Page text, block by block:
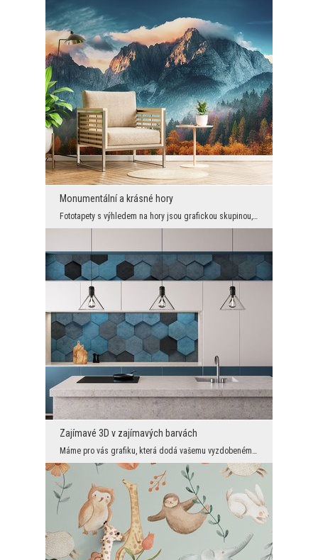
Monumentální a krásné hory
Fototapety s výhledem na hory jsou grafickou skupinou, v níž je každý vzor energický, magnetický ...
Zajímavé 3D v zajímavých barvách
Máme pro vás grafiku, která dodá vašemu vyzdobenému interiéru ultramoderní vzhled s mimořádně záv...